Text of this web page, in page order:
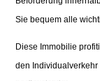
Sie bequem alle
Diese Immobilie
den